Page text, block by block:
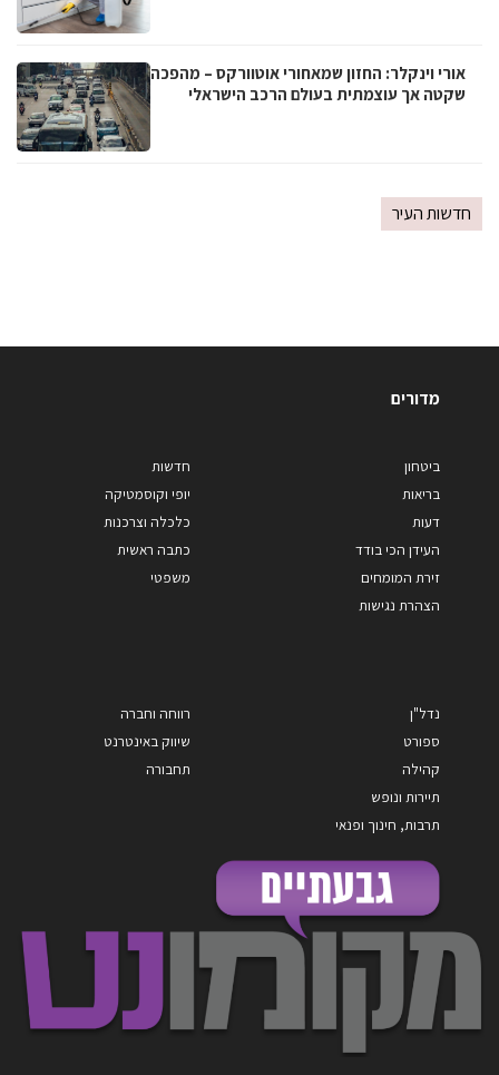
אורי וינקלר: החזון שמאחורי אוטוורקס – מהפכה
שקטה אך עוצמתית בעולם הרכב הישראלי
חדשות העיר
מדורים
ביטחון
בריאות
דעות
העידן הכי בודד
זירת המומחים
הצהרת נגישות
חדשות
יופי וקוסמטיקה
כלכלה וצרכנות
כתבה ראשית
משפטי
נדל"ן
ספורט
קהילה
תיירות ונופש
תרבות, חינוך ופנאי
רווחה וחברה
שיווק באינטרנט
תחבורה